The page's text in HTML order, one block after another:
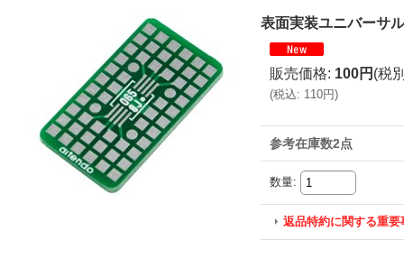
表面実装ユニバーサ
販売価格: 100円 (税
(税込: 110円)
参考在庫数2点
数量:
返品特約に関する重要